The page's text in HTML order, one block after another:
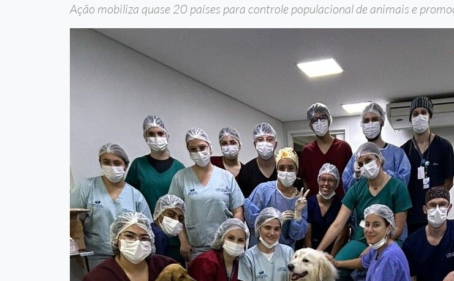
Ação mobiliza quase 20 países para controle populacional de animais e